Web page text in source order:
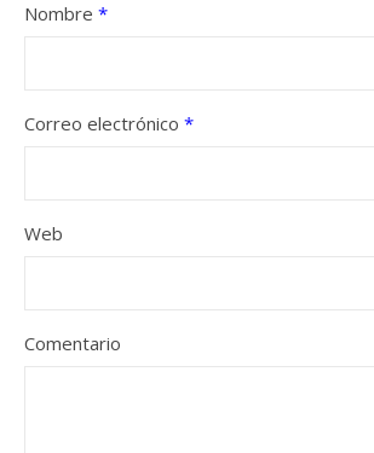
Nombre *
Correo electrónico *
Web
Comentario